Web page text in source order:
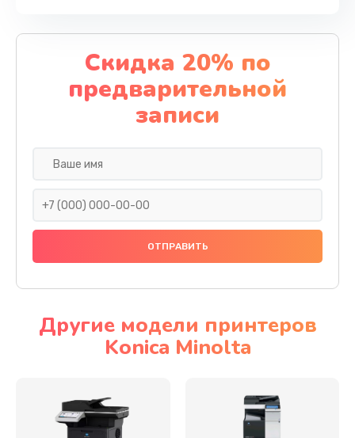
Скидка 20% по
предварительной
записи
Другие модели принтеров
Konica Minolta